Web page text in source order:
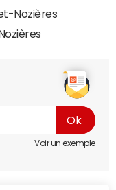
Nozières
Voir un exemple